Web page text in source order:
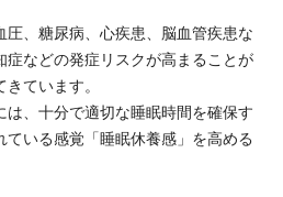
圧、糖尿病、心疾患、脳血管疾患な
症などの発症リスクが高まることが
ています。
は、十分で適切な睡眠時間を確保す
ている感覚「睡眠休養感」を高める